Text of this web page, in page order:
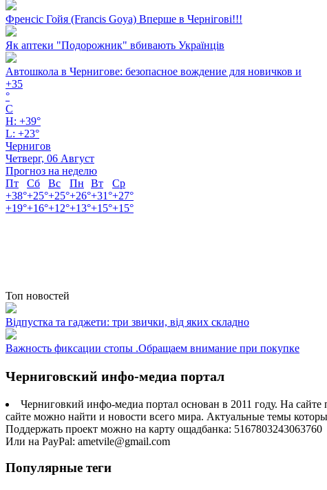
Френсіс Гойя (Francis Goya) Вперше в Чернігові!!!
Як аптеки "Подорожник" вбивають Українців
Автошкола в Чернигове: безопасное вождение для новичков и
+35
°
C
H: +39°
L: +23°
Чернигов
Четверг, 06 Август
Прогноз на неделю
Пт
Сб Вс Пн Вт
Ср
+38°+25°+25°+26°+31°+27°
+19°+16°+12°+13°+15°+15°
Топ новостей
Відпустка та гаджети: три звички, від яких складно
Важность фиксации стопы .Обращаем внимание при покупке
Черниговский инфо-медиа портал
Черниговкий инфо-медиа портал основан в 2011 году. На
сайте можно найти и новости всего мира. Актуальные темы
Поддержать проект можно на карту ощадбанка: 5167803243063760
Или на PayPal: ametvile@gmail.com
Популярные теги